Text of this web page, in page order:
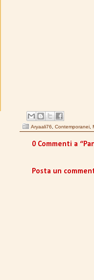
Aryaali76 Contemporanei
0 Commenti a
Posta un